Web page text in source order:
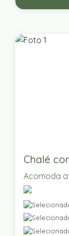
Chalé
Acomoda